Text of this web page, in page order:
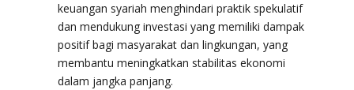
keuangan syariah menghindari praktik spekulatif
dan mendukung investasi yang memiliki dampak
positif bagi masyarakat dan lingkungan, yang
membantu meningkatkan stabilitas ekonomi
dalam jangka panjang.